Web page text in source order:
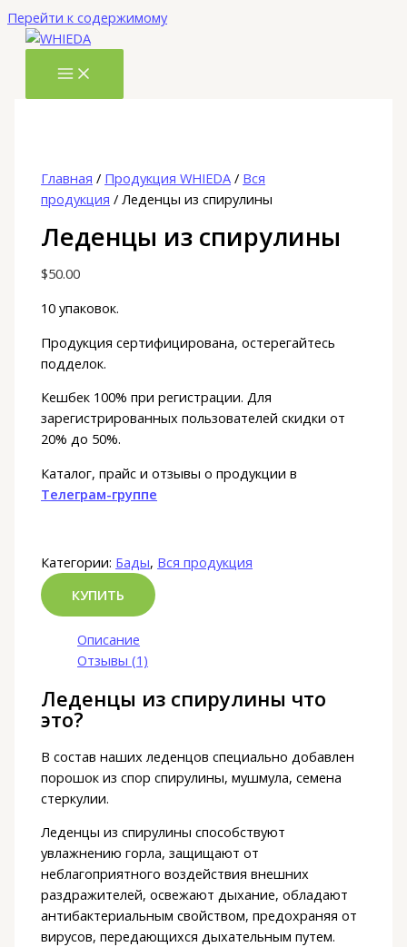
Перейти к содержимому
Главная / Продукция WHIEDA / Вся
продукция / Леденцы из спирулины
Леденцы из спирулины
$50.00
10 упаковок.
Продукция сертифицирована, остерегайтесь
подделок.
Кешбек 100% при регистрации. Для
зарегистрированных пользователей скидки от
20% до 50%.
Каталог, прайс и отзывы о продукции в
Телеграм-группе
Категории: Бады, Вся продукция
КУПИТЬ
Описание
Отзывы (1)
Леденцы из спирулины что
это?
В состав наших леденцов специально добавлен
порошок из спор спирулины, мушмула, семена
стеркулии.
Леденцы из спирулины способствуют
увлажнению горла, защищают от
неблагоприятного воздействия внешних
раздражителей, освежают дыхание, обладают
антибактериальным свойством, предохраняя от
вирусов, передающихся дыхательным путем.